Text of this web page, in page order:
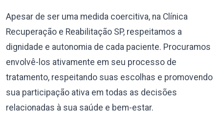
Apesar de ser uma medida coercitiva, na Clínica
Recuperação e Reabilitação SP, respeitamos a
dignidade e autonomia de cada paciente. Procuramos
envolvê-los ativamente em seu processo de
tratamento, respeitando suas escolhas e promovendo
sua participação ativa em todas as decisões
relacionadas à sua saúde e bem-estar.